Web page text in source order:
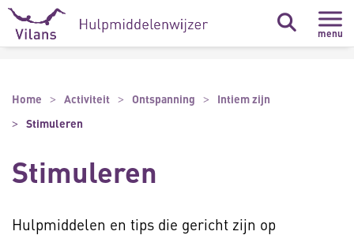
Naar hoofdinhoud
Naar footer
menu
Home Activiteit Ontspanning
Intiem zijn
Stimuleren
Stimuleren
Hulpmiddelen en tips die gericht zijn op